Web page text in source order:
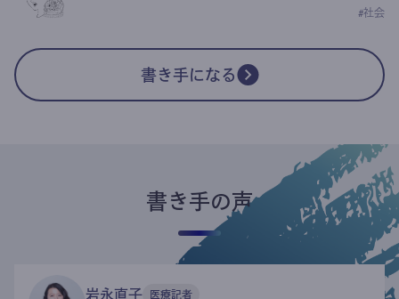
#社会
書き手になる
書き手の声
岩永直子 医療記者